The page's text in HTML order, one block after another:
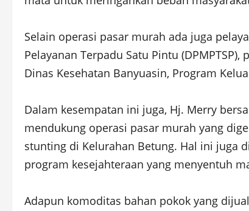
Selain operasi pasar murah ada juga
Pelayanan Terpadu Satu Pintu
Dinas Kesehatan Banyuasin, Program
Dalam kesempatan ini juga, Hj. Merry
mendukung operasi pasar murah yang
stunting di Kelurahan Betung. Hal ini juga
program kesejahteraan yang menyentuh
Adapun komoditas bahan pokok yang